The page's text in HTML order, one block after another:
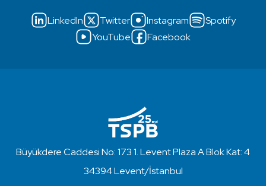
LinkedIn Twitter Instagram
Spotify
YouTube
Facebook
Büyükdere Caddesi No: 173 1. Levent Plaza A Blok Kat: 4
34394 Levent/İstanbul